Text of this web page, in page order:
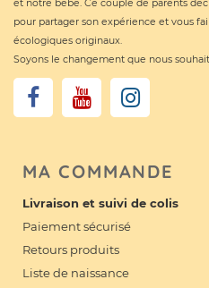
et notre bébé. Ce couple de parents
pour partager son expérience et vous
écologiques originaux.
Soyons le changement que nous
MA COMMANDE
Livraison et suivi de colis
Paiement sécurisé
Retours produits
Liste de naissance